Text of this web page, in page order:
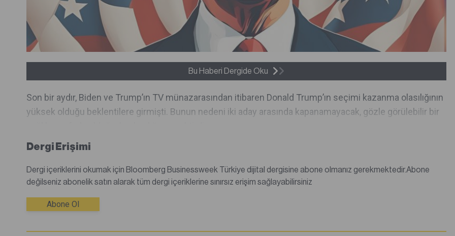
Bu Haberi Dergide Oku
Son bir aydır, Biden ve Trump’ın TV münazarasından itibaren Donald Trump’ın seçimi kazanma olasılığının
yüksek olduğu beklentilere girmişti. Bunun nedeni iki aday arasında kapanamayacak, gözle görülebilir bir
Dergi Erişimi
Dergi içeriklerini okumak için Bloomberg Businessweek Türkiye dijital dergisine abone olmanız gerekmektedir.Abone
değilseniz abonelik satın alarak tüm dergi içeriklerine sınırsız erişim sağlayabilirsiniz
Abone Ol